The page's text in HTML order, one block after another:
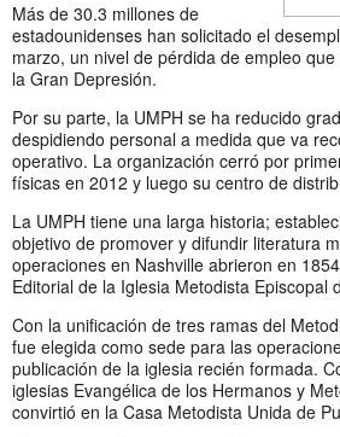
Más de 30.3 millones de
estadounidenses han solicitado el
marzo, un nivel de pérdida de empleo
la Gran Depresión.
Por su parte, la UMPH se ha reducido
despidiendo personal a medida que va
operativo. La organización cerró por
físicas en 2012 y luego su centro de
La UMPH tiene una larga historia;
objetivo de promover y difundir literatura
operaciones en Nashville abrieron en
Editorial de la Iglesia Metodista Episcopal
Con la unificación de tres ramas del
fue elegida como sede para las
publicación de la iglesia recién formada.
iglesias Evangélica de los Hermanos y
convirtió en la Casa Metodista Unida de